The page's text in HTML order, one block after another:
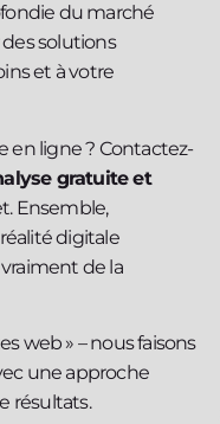
du marché
solutions
et à votre
en ligne ? Contactez-
gratuite et
Ensemble,
digitale
de la
web » – nous faisons
une approche
résultats.